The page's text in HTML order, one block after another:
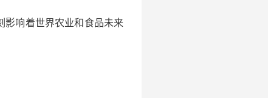
影响着世界农业和食品未来